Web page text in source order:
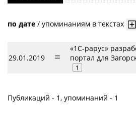
по дате / упоминаниям в текстах
29.01.2019
«1С-рарус»
портал для
1
Публикаций - 1, упоминаний - 1